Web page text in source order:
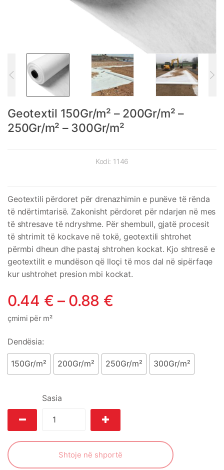
Geotextil 150Gr/m² – 200Gr/m² –
250Gr/m² – 300Gr/m²
Kodi: 1146
Geotextili përdoret për drenazhimin e punëve të rënda
të ndërtimtarisë. Zakonisht përdoret për ndarjen në mes
të shtresave të ndryshme. Për shembull, gjatë procesit
të shtrimit të kockave në tokë, geotextili shtrohet
përmbi dheun dhe pastaj shtrohen kockat. Kjo shtresë e
geotextilit e mundëson që lloçi të mos dal në sipërfaqe
kur ushtrohet presion mbi kockat.
0.44 € – 0.88 €
çmimi për m²
Dendësia:
150Gr/m² 200Gr/m² 250Gr/m² 300Gr/m²
Sasia
Shtoje në shportë